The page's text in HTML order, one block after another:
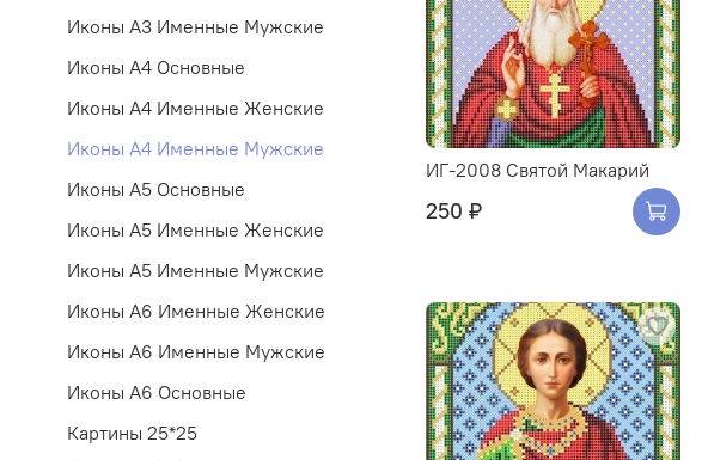
ИГ-2008 Святой Макарий
250 ₽
Иконы А3 Именные Мужские
Иконы А4 Основные
Иконы А4 Именные Женские
Иконы А4 Именные Мужские
Иконы А5 Основные
Иконы А5 Именные Женские
Иконы А5 Именные Мужские
Иконы А6 Именные Женские
Иконы А6 Именные Мужские
Иконы А6 Основные
Картины 25*25